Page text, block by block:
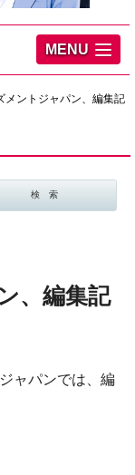
MENU
メントジャパン、編集記
、編集記
ャパンでは、編